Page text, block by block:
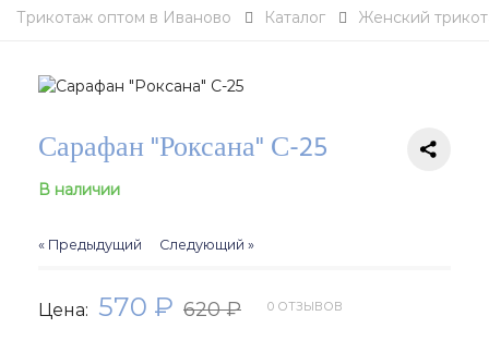
Трикотаж оптом в Иваново Каталог Женский
Сарафан "Роксана" С-25
В наличии
« Предыдущий Следующий »
Цена: 570 ₽ 620 ₽ 0 ОТЗЫВОВ